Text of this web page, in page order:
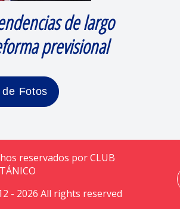
de largo
previsional
Fotos
reservados por CLUB
- 2026 All rights reserved